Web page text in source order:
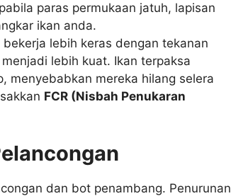
paras permukaan jatuh, lapisan
ikan anda.
lebih keras dengan tekanan
lebih kuat. Ikan terpaksa
menyebabkan mereka hilang selera
FCR (Nisbah Penukaran
dan bot penambang. Penurunan